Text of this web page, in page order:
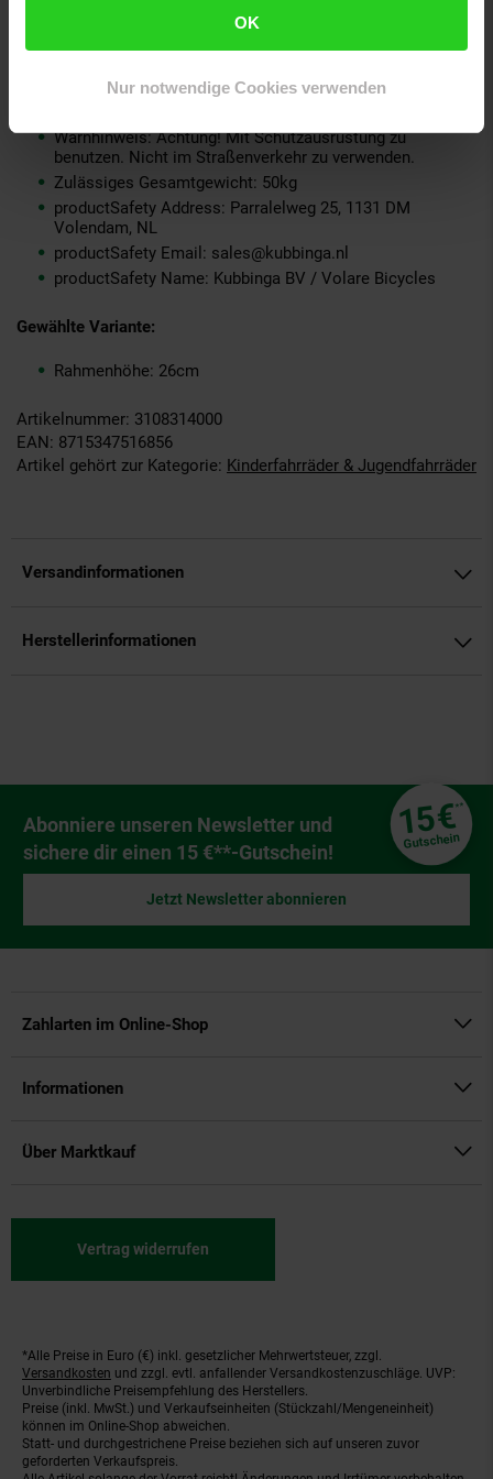
OK
Nur notwendige Cookies verwenden
ProdSV Ort: Volendam
Warnhinweis: Achtung! Mit Schutzausrüstung zu
benutzen. Nicht im Straßenverkehr zu verwenden.
Zulässiges Gesamtgewicht: 50kg
productSafety Address: Parralelweg 25, 1131 DM
Volendam, NL
productSafety Email: sales@kubbinga.nl
productSafety Name: Kubbinga BV / Volare Bicycles
Gewählte Variante:
Rahmenhöhe: 26cm
Artikelnummer: 3108314000
EAN: 8715347516856
Artikel gehört zur Kategorie: Kinderfahrräder & Jugendfahrräder
Versandinformationen
Herstellerinformationen
Newsletter Anmeldung
Abonniere unseren Newsletter und
sichere dir einen 15 €**-Gutschein!
15€**
Gutschein
Jetzt Newsletter abonnieren
Zahlarten im Online-Shop
Informationen
Über Marktkauf
Vertrag widerrufen
Fußnoten
*Alle Preise in Euro (€) inkl. gesetzlicher Mehrwertsteuer, zzgl.
Versandkosten und zzgl. evtl. anfallender Versandkostenzuschläge. UVP:
Unverbindliche Preisempfehlung des Herstellers.
Preise (inkl. MwSt.) und Verkaufseinheiten (Stückzahl/Mengeneinheit)
können im Online-Shop abweichen.
Statt- und durchgestrichene Preise beziehen sich auf unseren zuvor
geforderten Verkaufspreis.